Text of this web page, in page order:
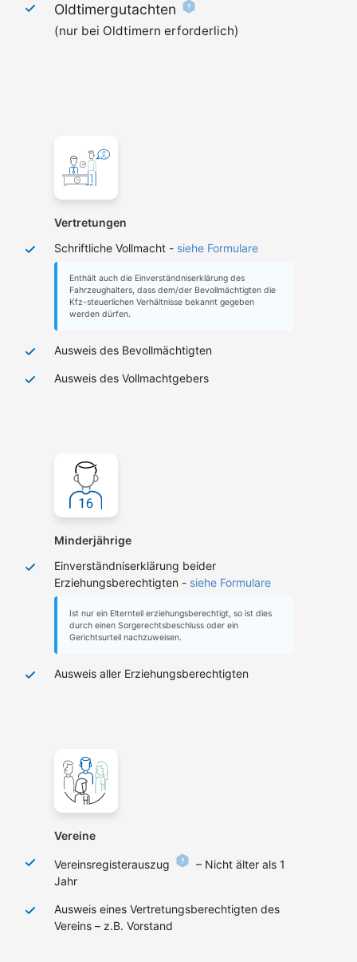
Oldtimergutachten
(nur bei Oldtimern erforderlich)
Vertretungen
Schriftliche Vollmacht - siehe Formulare
Enthält auch die Einverständniserklärung des
Fahrzeughalters, dass dem/der Bevollmächtigten die
Kfz-steuerlichen Verhältnisse bekannt gegeben
werden dürfen.
Ausweis des Bevollmächtigten
Ausweis des Vollmachtgebers
Minderjährige
Einverständniserklärung beider
Erziehungsberechtigten - siehe Formulare
Ist nur ein Elternteil erziehungsberechtigt, so ist dies
durch einen Sorgerechtsbeschluss oder ein
Gerichtsurteil nachzuweisen.
Ausweis aller Erziehungsberechtigten
Vereine
Vereinsregisterauszug
– Nicht älter als 1
Jahr
Ausweis eines Vertretungsberechtigten des
Vereins – z.B. Vorstand